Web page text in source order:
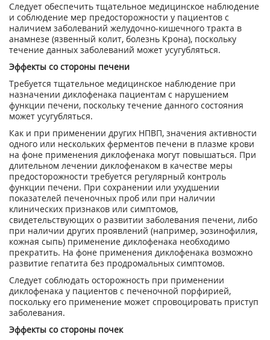
Следует обеспечить тщательное медицинское наблюдение
и соблюдение мер предосторожности у пациентов с
наличием заболеваний желудочно-кишечного тракта в
анамнезе (язвенный колит, болезнь Крона), поскольку
течение данных заболеваний может усугубляться.
Эффекты со стороны печени
Требуется тщательное медицинское наблюдение при
назначении диклофенака пациентам с нарушением
функции печени, поскольку течение данного состояния
может усугубляться.
Как и при применении других НПВП, значения активности
одного или нескольких ферментов печени в плазме крови
на фоне применения диклофенака могут повышаться. При
длительном лечении диклофенаком в качестве меры
предосторожности требуется регулярный контроль
функции печени. При сохранении или ухудшении
показателей печеночных проб или при наличии
клинических признаков или симптомов,
свидетельствующих о развитии заболевания печени, либо
при наличии других проявлений (например, эозинофилия,
кожная сыпь) применение диклофенака необходимо
прекратить. На фоне применения диклофенака возможно
развитие гепатита без продромальных симптомов.
Следует соблюдать осторожность при применении
диклофенака у пациентов с печеночной порфирией,
поскольку его применение может спровоцировать приступ
заболевания.
Эффекты со стороны почек